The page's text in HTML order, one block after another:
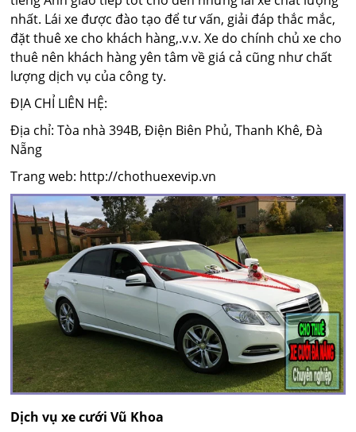
nhất. Lái xe được đào tạo để tư vấn, giải đáp thắc mắc,
đặt thuê xe cho khách hàng,.v.v. Xe do chính chủ xe cho
thuê nên khách hàng yên tâm về giá cả cũng như chất
lượng dịch vụ của công ty.
ĐỊA CHỈ LIÊN HỆ:
Địa chỉ: Tòa nhà 394B, Điện Biên Phủ, Thanh Khê, Đà
Nẵng
Trang web: http://chothuexevip.vn
Dịch vụ xe cưới Vũ Khoa